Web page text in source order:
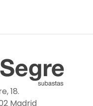
18.
Madrid